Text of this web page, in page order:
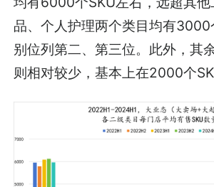
品、个人护理两个类目均有3000
别位列第二、第三位。此外，其
则相对较少，基本上在2000个